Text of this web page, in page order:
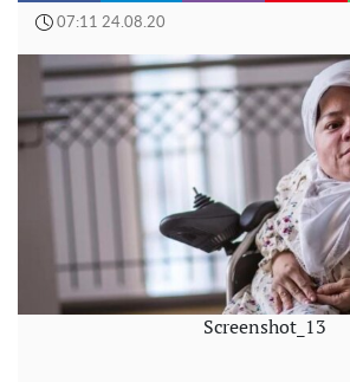
07:11 24.08.20
Screenshot_13